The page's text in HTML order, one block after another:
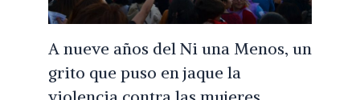
A nueve años del Ni una Menos, un
grito que puso en jaque la